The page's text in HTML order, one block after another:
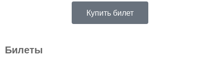
Купить билет
Билеты